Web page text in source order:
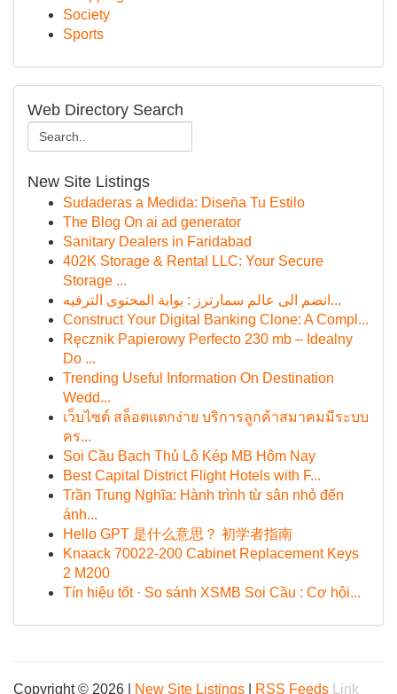
Society
Sports
Web Directory Search
New Site Listings
Sudaderas a Medida: Diseña Tu Estilo
The Blog On ai ad generator
Sanitary Dealers in Faridabad
402K Storage & Rental LLC: Your Secure
Storage ...
انضم الى عالم سمارترز : بوابة المحتوى الترفيه...
Construct Your Digital Banking Clone: A Compl...
Ręcznik Papierowy Perfecto 230 mb – Idealny
Do ...
Trending Useful Information On Destination
Wedd...
เว็บไซต์ สล็อตแตกง่าย บริการลูกค้าสมาคมมีระบบ
คร...
Soi Cầu Bạch Thủ Lô Kép MB Hôm Nay
Best Capital District Flight Hotels with F...
Trần Trung Nghĩa: Hành trình từ sân nhỏ đến
ánh...
Hello GPT 是什么意思？ 初学者指南
Knaack 70022-200 Cabinet Replacement Keys
2 M200
Tín hiệu tốt · So sánh XSMB Soi Cầu : Cơ hội...
Copyright © 2026 | New Site Listings RSS Feeds Link